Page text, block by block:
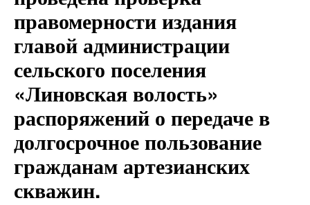
Конкурс
правомерности издания
главой администрации
сельского поселения
«Линовская волость»
распоряжений о передаче в
долгосрочное пользование
гражданам артезианских
скважин.